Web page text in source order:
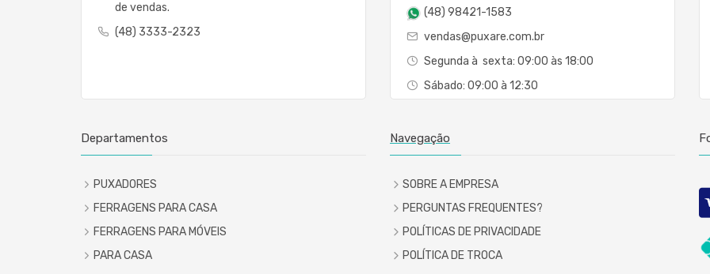
de vendas.
(48) 3333-2323
(48) 98421-1583
vendas@puxare.com.br
Segunda à sexta: 09:00 às 18:00
Sábado: 09:00 à 12:30
Departamentos
PUXADORES
FERRAGENS PARA CASA
FERRAGENS PARA MÓVEIS
PARA CASA
Navegação
SOBRE A EMPRESA
PERGUNTAS FREQUENTES?
POLÍTICAS DE PRIVACIDADE
POLÍTICA DE TROCA